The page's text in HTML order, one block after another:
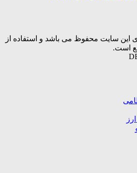
این سایت محفوظ می باشد و استفاده از
است.